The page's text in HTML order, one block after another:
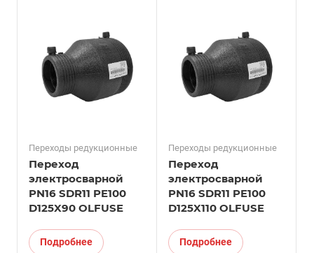
Переходы редукционные
Переход
электросварной
PN16 SDR11 PE100
D125X90 OLFUSE
Подробнее
Переходы редукционные
Переход
электросварной
PN16 SDR11 PE100
D125X110 OLFUSE
Подробнее